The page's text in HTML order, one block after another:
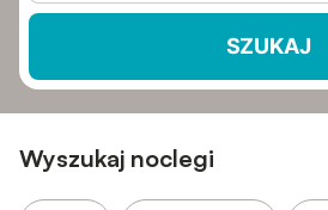
SZUKAJ
Wyszukaj noclegi